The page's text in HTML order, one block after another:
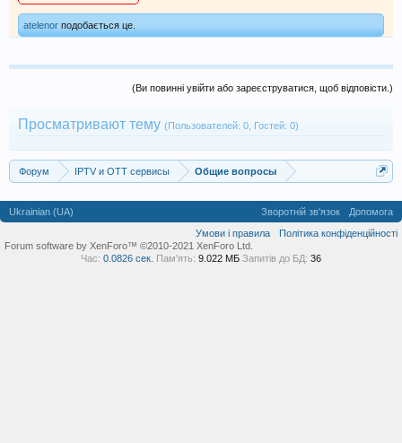
atelenor подобається це.
(Ви повинні увійти або зареєструватися, щоб відповісти.)
Просматривают тему (Пользователей: 0, Гостей: 0)
Форум IPTV и OTT сервисы Общие вопросы
Ukrainian (UA) Зворотній зв'язок
Допомога
Умови і правила
Політика конфіденційності
Forum software by XenForo™ ©2010-2021 XenForo Ltd.
Час: 0.0826 сек. Пам'ять: 9.022 МБ Запитів до БД: 36